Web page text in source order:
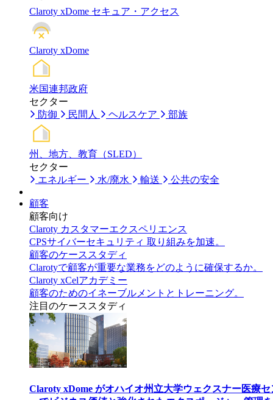
Claroty xDome セキュア・アクセス
Claroty xDome
米国連邦政府
セクター
防御
民間人 ヘルスケア 部族
州、地方、教育（SLED）
セクター
エネルギー
水/廃水 輸送 公共の安全
顧客
顧客向け
Claroty カスタマーエクスペリエンス
CPSサイバーセキュリティ 取り組みを加速。
顧客のケーススタディ
Clarotyで顧客が重要な業務をどのように確保するか。
Claroty xCelアカデミー
顧客のためのイネーブルメントとトレーニング。
注目のケーススタディ
Claroty xDome がオハイオ州立大学ウェクスナー医療セ